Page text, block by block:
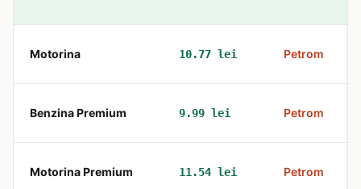
Motorina 10.77 lei Petrom
Benzina Premium 9.99 lei Petrom
Motorina Premium 11.54 lei Petrom